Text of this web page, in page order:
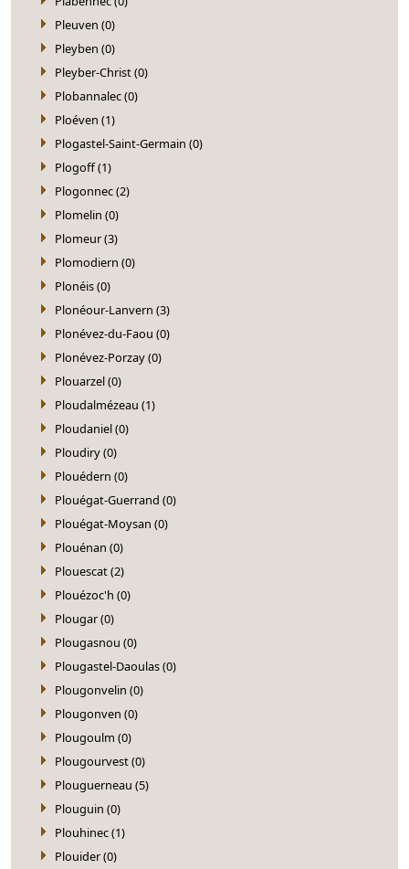
Pleuven (0)
Pleyben (0)
Pleyber-Christ (0)
Plobannalec (0)
Ploéven (1)
Plogastel-Saint-Germain (0)
Plogoff (1)
Plogonnec (2)
Plomelin (0)
Plomeur (3)
Plomodiern (0)
Plonéis (0)
Plonéour-Lanvern (3)
Plonévez-du-Faou (0)
Plonévez-Porzay (0)
Plouarzel (0)
Ploudalmézeau (1)
Ploudaniel (0)
Ploudiry (0)
Plouédern (0)
Plouégat-Guerrand (0)
Plouégat-Moysan (0)
Plouénan (0)
Plouescat (2)
Plouézoc'h (0)
Plougar (0)
Plougasnou (0)
Plougastel-Daoulas (0)
Plougonvelin (0)
Plougonven (0)
Plougoulm (0)
Plougourvest (0)
Plouguerneau (5)
Plouguin (0)
Plouhinec (1)
Plouider (0)